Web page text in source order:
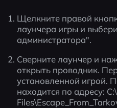
Щелкните правой
лаунчера игры и
администратора".
Сверните лаунчер и
открыть проводник.
установленной игрой.
находится по адресу: